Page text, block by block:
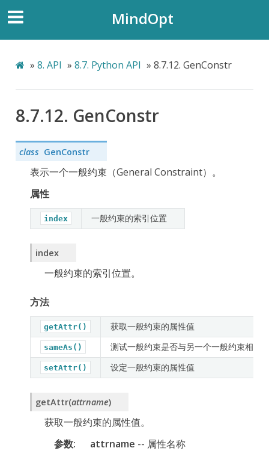
MindOpt
» 8. API » 8.7. Python API » 8.7.12. GenConstr
8.7.12. GenConstr
class GenConstr
表示一个一般约束（General Constraint）。
属性
index 一般约束的索引位置
index
一般约束的索引位置。
方法
getAttr() 获取一般约束的属性值
sameAs() 测试一般约束是否与另一个一般约束相同
setAttr() 设定一般约束的属性值
getAttr(attrname)
获取一般约束的属性值。
参数
attrname -- 属性名称